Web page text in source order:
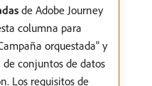
de Adobe Journey
columna para
orquestada" y
conjuntos de datos
Los requisitos de